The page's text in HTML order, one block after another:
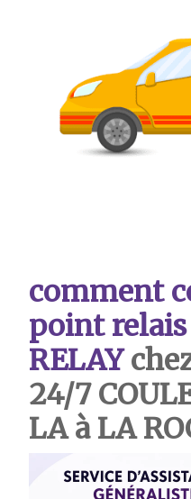
comment
point
RELAY
24/7
LA à LA